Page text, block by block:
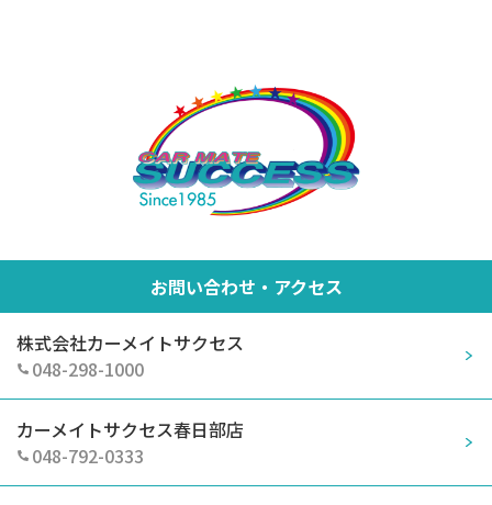
お問い合わせ・アクセス
株式会社カーメイトサクセス
048-298-1000
カーメイトサクセス春日部店
048-792-0333